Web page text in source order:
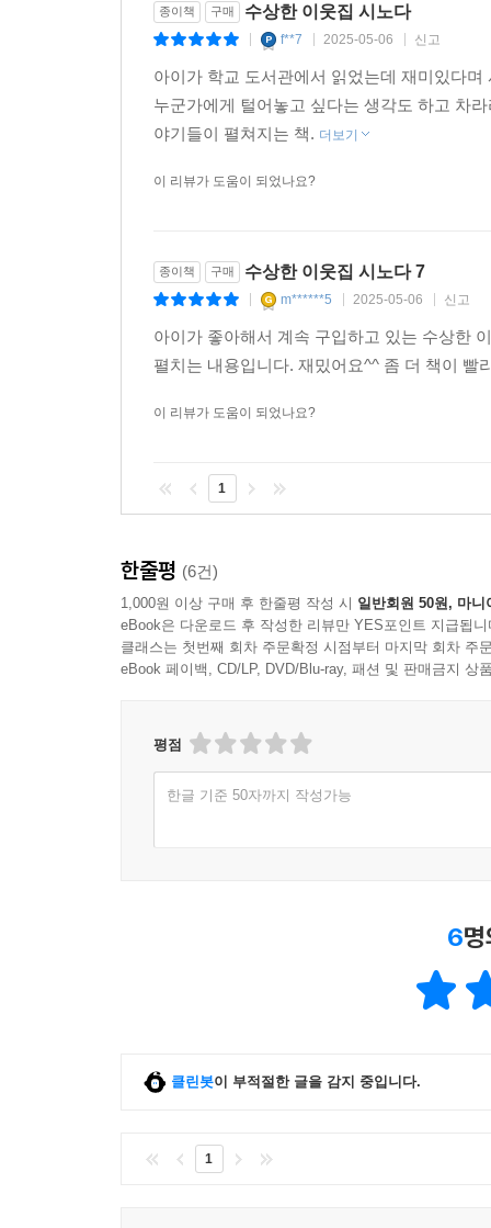
문해력의 위기를 돌파할 단 하나의 책!
이야기가 너무 흥미진진해서 시간 가는 줄 모르
경험은 끝내 책을 끝까지 읽어 내고 이해하는 힘으
「수상한 이웃집 시노다」는 결말을 예측하기
종이책 구매 수상한 이웃집 시노다
f**7 2025-05-06 신고
아이가 학교 도서관에서 읽었는데 재미있다
누군가에게 털어놓고 싶다는 생각도 하고 차
야기들이 펼쳐지는 책. 더보기
이 리뷰가 도움이 되었나요?
종이책 구매 수상한 이웃집 시노다 7
m******5 2025-05-06 신고
아이가 좋아해서 계속 구입하고 있는 수상한
펼치는 내용입니다. 재밌어요^^ 좀 더 책이
이 리뷰가 도움이 되었나요?
1
한줄평 (6건)
1,000원 이상 구매 후 한줄평 작성 시 일반회원 50원, 마니
eBook은 다운로드 후 작성한 리뷰만 YES포인트 지급됩니
클래스는 첫번째 회차 주문확정 시점부터 마지막 회차 주
eBook 페이백, CD/LP, DVD/Blu-ray, 패션 및 판매금지 상
평점
한글 기준 50자까지 작성가능
6
클린봇이 부적절한 글을 감지 중입니다.
1